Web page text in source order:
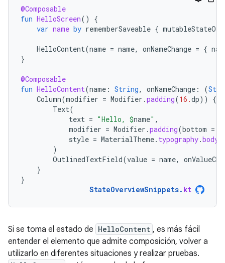
@Composable
fun HelloScreen()
{
var name by rememberSaveable { mutableStateOf
HelloContent(name = name, onNameChange = {
}
@Composable
fun HelloContent(name : String, onNameChange : (
Column(modifier = Modifier .padding(16.dp))
{
Text(
text = "Hello, $name" ,
modifier = Modifier .padding(bottom =
style = MaterialTheme. typography.
)
OutlinedTextField(value = name,
}
}
StateOverviewSnippets. kt
Si se toma el estado de HelloContent , es más fácil
entender el elemento que admite composición, volver a
utilizarlo en diferentes situaciones y realizar pruebas.